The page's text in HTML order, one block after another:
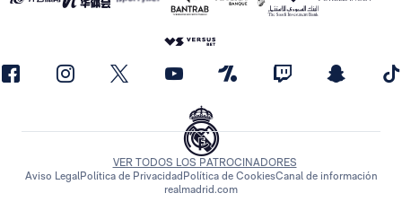
VER TODOS LOS PATROCINADORES
Aviso LegalPolítica de PrivacidadPolítica de CookiesCanal de información
realmadrid.com